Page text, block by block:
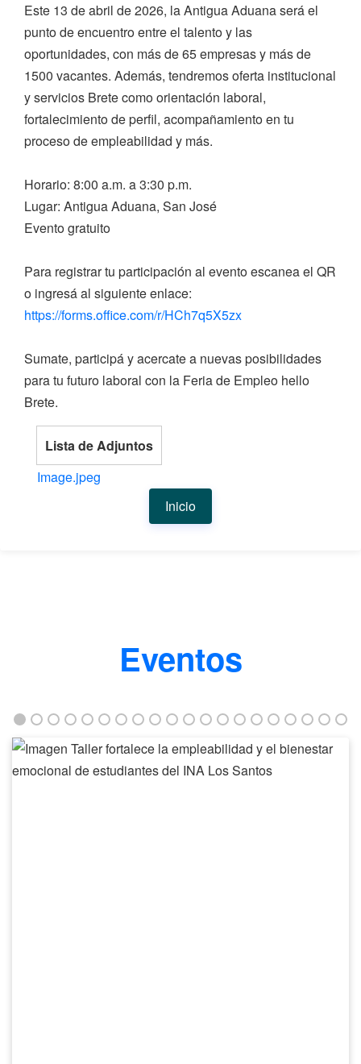
Este 13 de abril de 2026, la Antigua Aduana será el
punto de encuentro entre el talento y las
oportunidades, con más de 65 empresas y más de
1500 vacantes. Además, tendremos oferta institucional
y servicios Brete como orientación laboral,
fortalecimiento de perfil, acompañamiento en tu
proceso de empleabilidad y más.
Horario: 8:00 a.m. a 3:30 p.m.
Lugar: Antigua Aduana, San José
Evento gratuito
Para registrar tu participación al evento escanea el QR
o ingresá al siguiente enlace:
https://forms.office.com/r/HCh7q5X5zx
Sumate, participá y acercate a nuevas posibilidades
para tu futuro laboral con la Feria de Empleo hello
Brete.
Lista de Adjuntos
Image.jpeg
Inicio
Eventos
Taller
fortalece